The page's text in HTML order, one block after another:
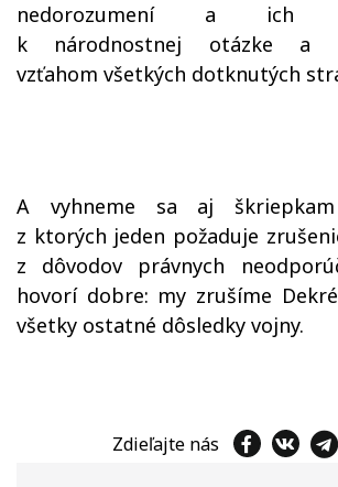
nedorozumení a ich
k národnostnej otázke a
vzťahom všetkých dotknutých
A vyhneme sa aj škriepkam
z ktorých jeden požaduje
z dôvodov právnych
hovorí dobre: my zrušíme
všetky ostatné dôsledky vojny.
Zdieľajte nás